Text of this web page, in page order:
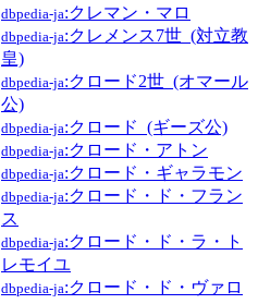
dbpedia-ja:クレマン・マロ
dbpedia-ja:クレメンス7世_(対立教
皇)
dbpedia-ja:クロード2世_(オマール
公)
dbpedia-ja:クロード_(ギーズ公)
dbpedia-ja:クロード・アトン
dbpedia-ja:クロード・ギャラモン
dbpedia-ja:クロード・ド・フラン
ス
dbpedia-ja:クロード・ド・ラ・ト
レモイユ
dbpedia-ja:クロード・ド・ヴァロ